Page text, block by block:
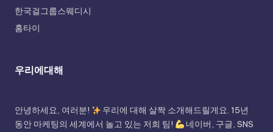
한국걸그룹스웨디시
홈타이
우리에대해
안녕하세요, 여러분!
우리에 대해 살짝 소개해드릴게요. 15년
동안 마케팅의 세계에서 놀고 있는 저희 팀!
네이버, 구글, SNS